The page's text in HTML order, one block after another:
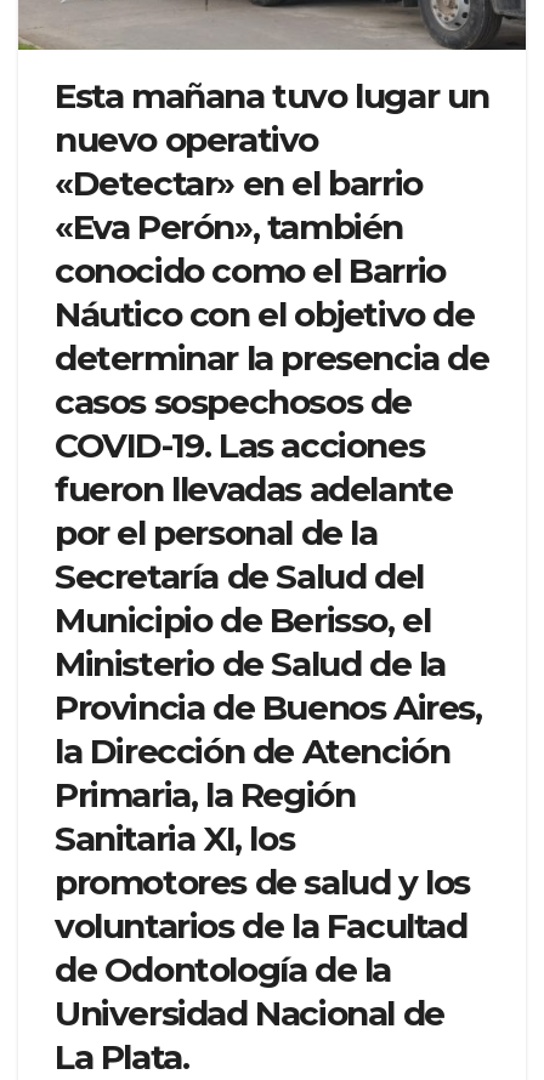
Esta mañana tuvo lugar un
nuevo operativo
«Detectar» en el barrio
«Eva Perón», también
conocido como el Barrio
Náutico con el objetivo de
determinar la presencia de
casos sospechosos de
COVID-19. Las acciones
fueron llevadas adelante
por el personal de la
Secretaría de Salud del
Municipio de Berisso, el
Ministerio de Salud de la
Provincia de Buenos Aires,
la Dirección de Atención
Primaria, la Región
Sanitaria XI, los
promotores de salud y los
voluntarios de la Facultad
de Odontología de la
Universidad Nacional de
La Plata.